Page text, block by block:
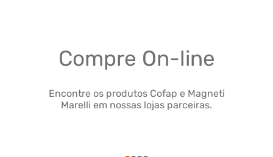
Compre On-line
Encontre os produtos Cofap e Magneti
Marelli em nossas lojas parceiras.